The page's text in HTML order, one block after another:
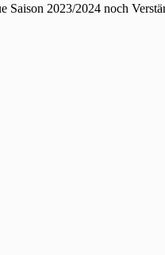
Saison 2023/2024 noch